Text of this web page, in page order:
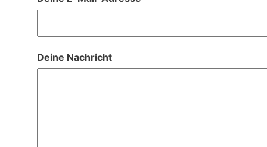
Deine Nachricht